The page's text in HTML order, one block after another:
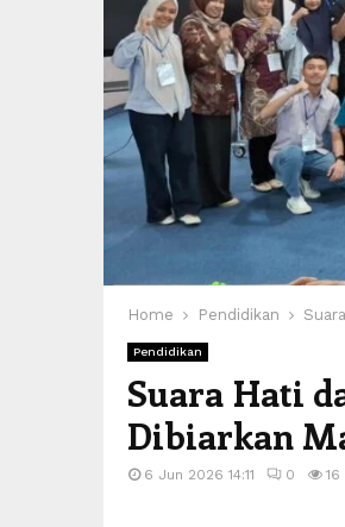
Home Pendidikan
Pendidikan
Suara Hati
Dibiarkan
6 Jun 2026 14:11 0 16